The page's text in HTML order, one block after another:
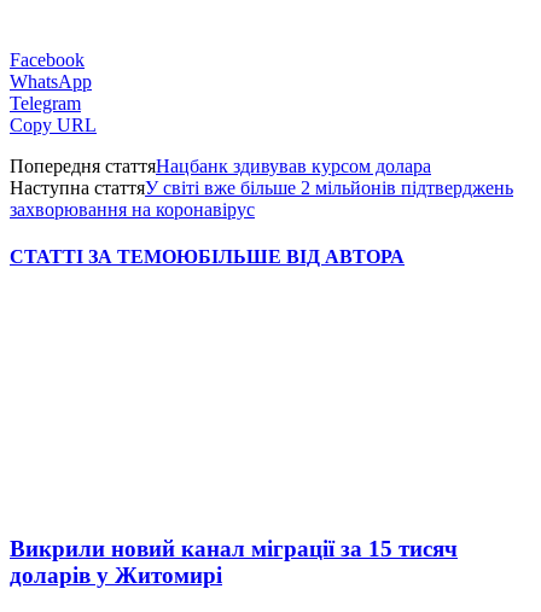
Facebook
WhatsApp
Telegram
Copy URL
Попередня статтяНацбанк здивував курсом долара
Наступна статтяУ світі вже більше 2 мільйонів підтверджень
захворювання на коронавірус
СТАТТІ ЗА ТЕМОЮБІЛЬШЕ ВІД АВТОРА
Викрили новий канал міграції за 15 тисяч
доларів у Житомирі